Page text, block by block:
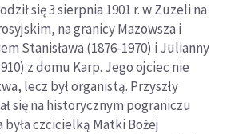
się 3 sierpnia 1901 r. w Zuzeli na
na granicy Mazowsza i
Stanisława (1876-1970) i Julianny
z domu Karp. Jego ojciec nie
lecz był organistą. Przyszły
się na historycznym pograniczu
była czcicielką Matki Bożej